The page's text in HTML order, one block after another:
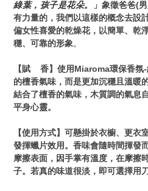
綠葉，孩子是花朵。
」象徵爸爸(
有力量的，我們以這樣的概念去設
偏女性喜愛的乾燥花，以簡單、乾
穩、可靠的形象。
【 賦 香】使用Miaroma環保香氛-
的檀香氣味，而是更加沉穩且溫暖
結合了檀香的氣味，木質調的氣息
平身心靈。
【使用方式】可懸掛於衣櫥、更衣
發揮蠟片效用。香味會隨時間揮發
摩擦表面，因手掌有溫度，在摩擦
子。若真的味道很淡，即可選擇用